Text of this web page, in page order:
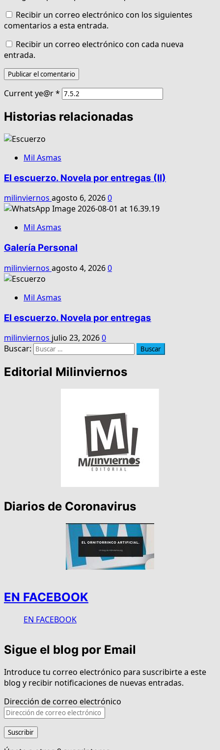
Recibir un correo electrónico con los siguientes
comentarios a esta entrada.
Recibir un correo electrónico con cada nueva
entrada.
Current ye@r*
Historias relacionadas
Mil Asmas
El escuerzo. Novela por entregas (II)
milinviernos agosto 6, 20260
Mil Asmas
Galería Personal
milinviernos agosto 4, 20260
Mil Asmas
El escuerzo. Novela por entregas
milinviernos julio 23, 20260
Buscar:
Editorial Milinviernos
Diarios de Coronavirus
EN FACEBOOK
EN FACEBOOK
Sigue el blog por Email
Introduce tu correo electrónico para suscribirte a este
blog y recibir notificaciones de nuevas entradas.
Dirección de correo electrónico
Suscribir